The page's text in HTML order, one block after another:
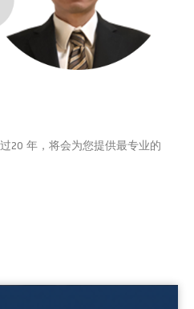
20 年，将会为您提供最专业的